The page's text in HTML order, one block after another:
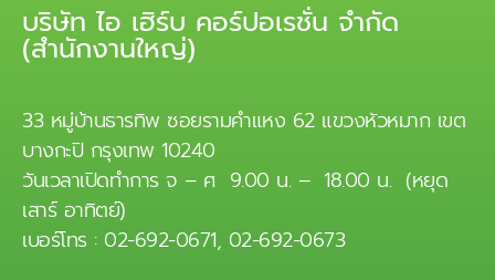
บริษัท ไอ เฮิร์บ คอร์ปอเรชั่น จำกัด
(สำนักงานใหญ่)
33 หมู่บ้านธารทิพ ซอยรามคำแหง 62 แขวงหัวหมาก เขต
บางกะปิ กรุงเทพ 10240
วันเวลาเปิดทำการ จ – ศ 9.00 น. – 18.00 น. (หยุด
เสาร์ อาทิตย์)
เบอร์โทร : 02-692-0671, 02-692-0673